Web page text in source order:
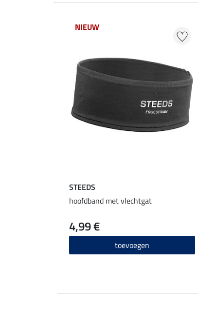
NIEUW
STEEDS
hoofdband met vlechtgat
4,99 €
toevoegen